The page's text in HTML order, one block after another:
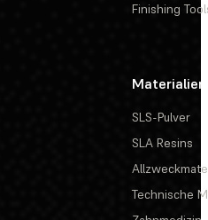
Finishing
Materialien
SLS-Pulver
SLA Resins
Technische